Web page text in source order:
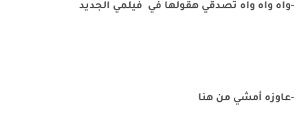
-واه واه واه تصدقي هقولها في فيلمي الجديد
-عاوزه أمشي من هنا